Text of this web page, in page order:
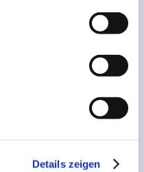
Details zeigen
„Gaga“ Clemens